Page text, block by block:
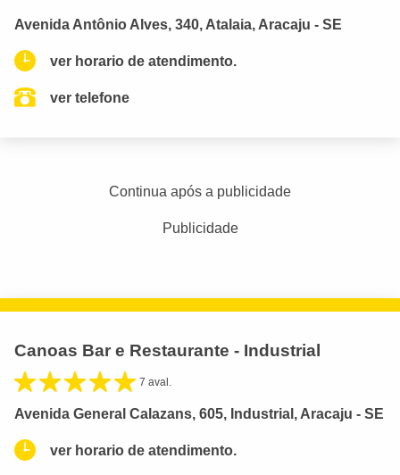
Avenida Antônio Alves, 340, Atalaia, Aracaju - SE
ver horario de atendimento.
ver telefone
Continua após a publicidade
Publicidade
Canoas Bar e Restaurante - Industrial
7 aval.
Avenida General Calazans, 605, Industrial, Aracaju - SE
ver horario de atendimento.